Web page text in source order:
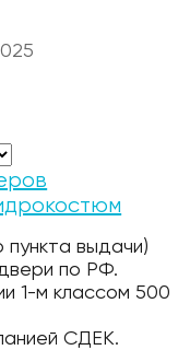
выдачи)
по РФ.
1-м классом 500
СДЕК.